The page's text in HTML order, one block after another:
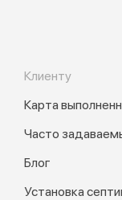
Клиенту
Карта
Часто
Блог
Установка